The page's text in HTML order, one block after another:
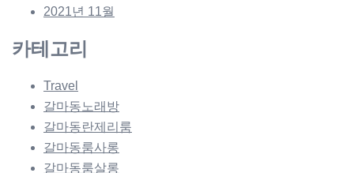
2021년 11월
카테고리
Travel
갈마동노래방
갈마동란제리룸
갈마동룸사롱
갈마동룸살롱